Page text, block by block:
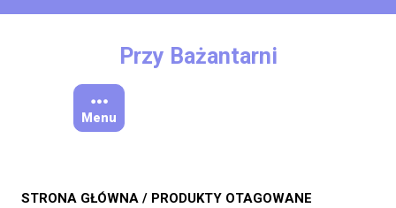
Przy Bażantarni
Menu
STRONA GŁÓWNA / PRODUKTY OTAGOWANE